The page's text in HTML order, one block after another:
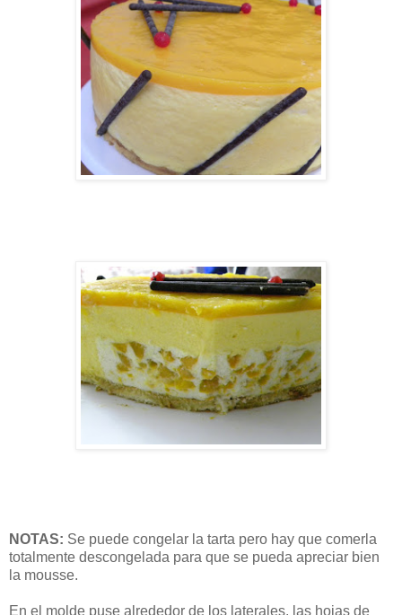
NOTAS: Se puede congelar la tarta pero hay que comerla
totalmente descongelada para que se pueda apreciar bien
la mousse.
En el molde puse alrededor de los laterales, las hojas de